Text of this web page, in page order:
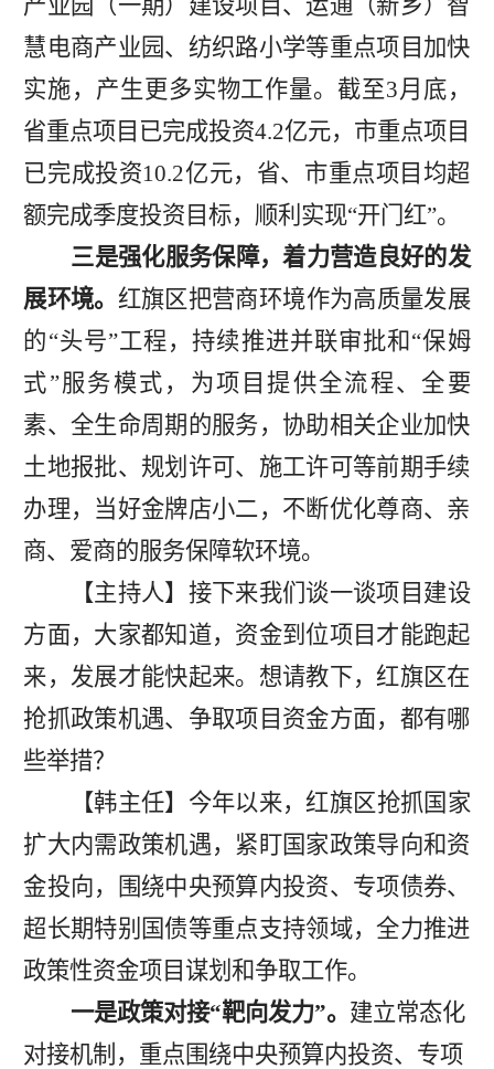
产业园（一期）建设项目、运通（新乡）智
慧电商产业园、纺织路小学等重点项目加快
实施，产生更多实物工作量。截至3月底，
省重点项目已完成投资4.2亿元，市重点项目
已完成投资10.2亿元，省、市重点项目均超
额完成季度投资目标，顺利实现“开门红”。
三是强化服务保障，着力营造良好的发
展环境。 红旗区把营商环境作为高质量发展
的“头号”工程，持续推进并联审批和“保姆
式”服务模式，为项目提供全流程、全要
素、全生命周期的服务，协助相关企业加快
土地报批、规划许可、施工许可等前期手续
办理，当好金牌店小二，不断优化尊商、亲
商、爱商的服务保障软环境。
【主持人】接下来我们谈一谈项目建设
方面，大家都知道，资金到位项目才能跑起
来，发展才能快起来。想请教下，红旗区在
抢抓政策机遇、争取项目资金方面，都有哪
些举措？
【韩主任】今年以来，红旗区抢抓国家
扩大内需政策机遇，紧盯国家政策导向和资
金投向，围绕中央预算内投资、专项债券、
超长期特别国债等重点支持领域，全力推进
政策性资金项目谋划和争取工作。
一是政策对接“靶向发力”。 建立常态化
对接机制，重点围绕中央预算内投资、专项